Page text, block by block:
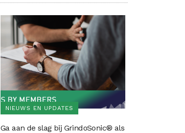
NIEUWS EN UPDATES
Ga aan de slag bij GrindoSonic® als